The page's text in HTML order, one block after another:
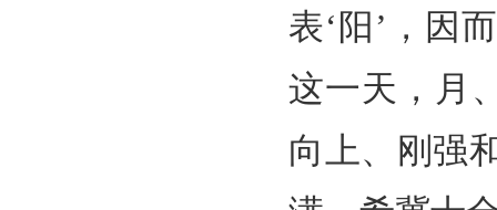
表‘阳’，因
这一天，月
向上、刚强